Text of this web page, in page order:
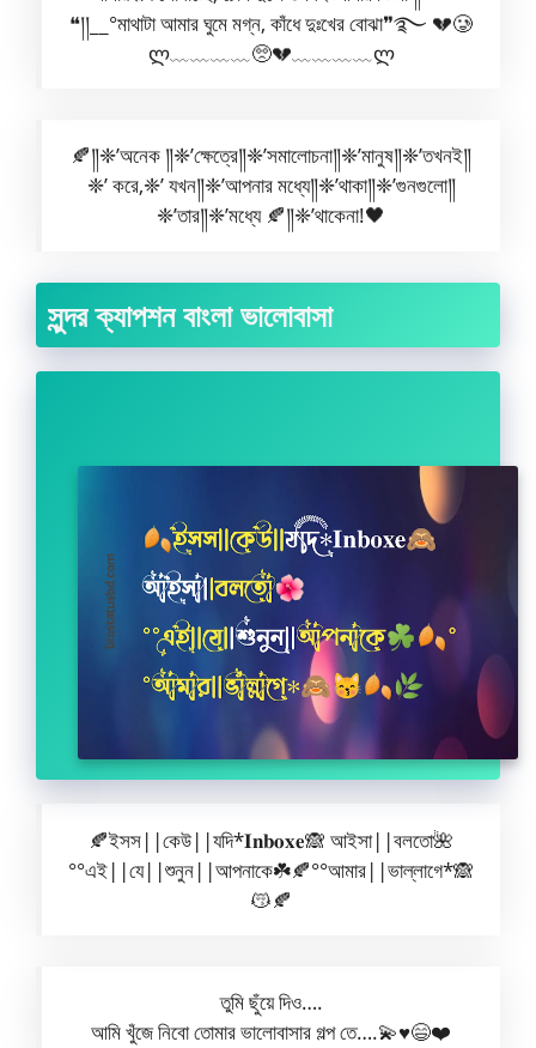
❝།།__°মাথাটা আমার ঘুমে মগ্ন, কাঁধে দুঃখের বোঝা❞࿐ 💔🥲
ლ﹏﹏﹏﹏🥺💔﹏﹏﹏﹏ლ
🍂༎❈’অনেক ༎❈’ক্ষেত্রে༎❈’সমালোচনা༎❈’মানুষ༎❈’তখনই༎
❈’ করে,❈’ যখন༎❈’আপনার মধ্যে༎❈’থাকা༎❈’গুনগুলো༎
❈’তার༎❈’মধ্যে 🍂༎❈’থাকেনা!🖤
সুন্দর ক্যাপশন বাংলা ভালোবাসা
🍂ইসস||কেউ||যদি*𝐈𝐧𝐛𝐨𝐱𝐞🙈 আইসা||বলতো🌺
°°এই||যে||শুনুন||আপনাকে☘️🍂°°আমার||ভাল্লাগে*🙈
😽🍂
তুমি ছুঁয়ে দিও….
আমি খুঁজে নিবো তোমার ভালোবাসার গল্প তে….💫♥️😄❤️